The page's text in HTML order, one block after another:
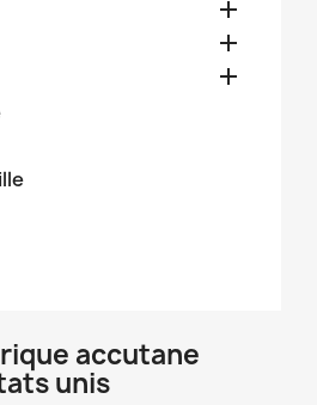



accutane
unis